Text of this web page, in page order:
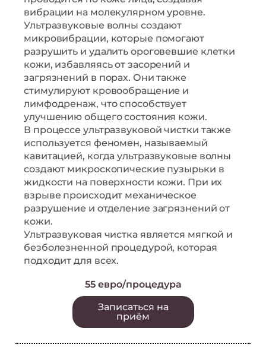
вибрации на молекулярном уровне.
Ультразвуковые волны создают
микровибрации, которые помогают
разрушить и удалить ороговевшие клетки
кожи, избавляясь от засорений и
загрязнений в порах. Они также
стимулируют кровообращение и
лимфодренаж, что способствует
улучшению общего состояния кожи.
В процессе ультразвуковой чистки также
используется феномен, называемый
кавитацией, когда ультразвуковые волны
создают микроскопические пузырьки в
жидкости на поверхности кожи. При их
взрыве происходит механическое
разрушение и отделение загрязнений от
кожи.
Ультразвуковая чистка является мягкой и
безболезненной процедурой, которая
подходит для всех.
55 евро/процедура
Записаться на
приём